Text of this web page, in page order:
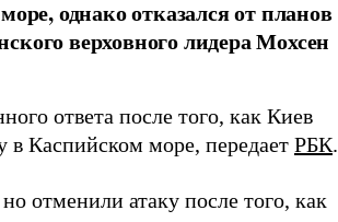
однако отказался от планов
верховного лидера Мохсен
ответа после того, как Киев
в Каспийском море, передает РБК.
отменили атаку после того, как